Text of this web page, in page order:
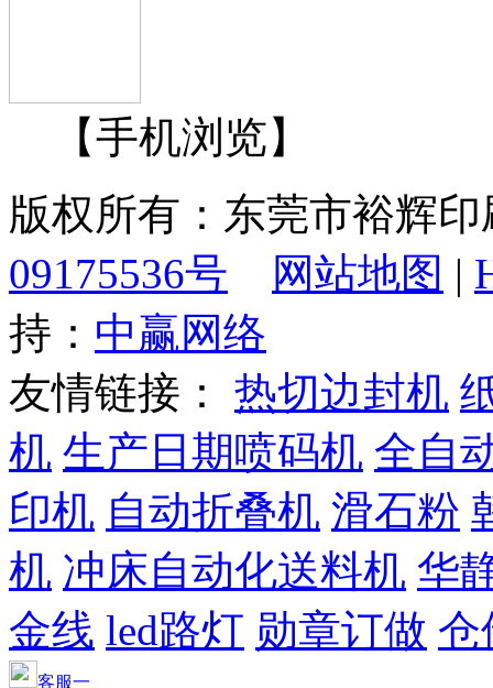
【手机浏览】
版权所有：东莞市裕辉
09175536号
网站地图 |
持： 中赢网络
友情链接：
热切边封机
机 生产日期喷码机 全自
印机 自动折叠机 滑石粉
机 冲床自动化送料机 华
金线 led路灯 勋章订做 仓
客服一